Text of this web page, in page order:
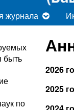
журнала
2026
2025
быть
по